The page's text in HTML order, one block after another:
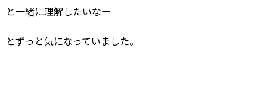
と一緒に理解したいなー
とずっと気になっていました。